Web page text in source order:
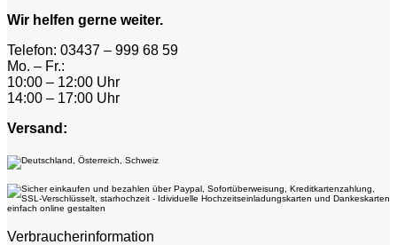
Wir helfen gerne weiter.
Telefon: 03437 – 999 68 59
Mo. – Fr.:
10:00 – 12:00 Uhr
14:00 – 17:00 Uhr
Versand:
Verbraucherinformation